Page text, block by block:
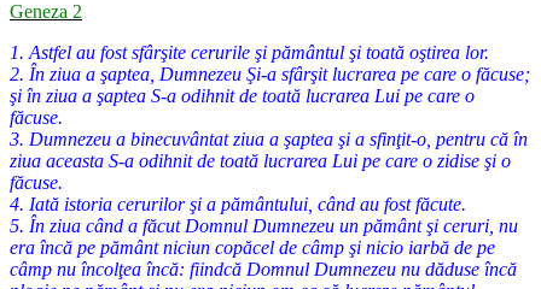
Geneza 2
1. Astfel au fost sfârşite cerurile şi pământul şi toată oştirea lor.
2. În ziua a şaptea, Dumnezeu Şi-a sfârşit lucrarea pe care o făcuse;
şi în ziua a şaptea S-a odihnit de toată lucrarea Lui pe care o
făcuse.
3. Dumnezeu a binecuvântat ziua a şaptea şi a sfinţit-o, pentru că în
ziua aceasta S-a odihnit de toată lucrarea Lui pe care o zidise şi o
făcuse.
4. Iată istoria cerurilor şi a pământului, când au fost făcute.
5. În ziua când a făcut Domnul Dumnezeu un pământ şi ceruri, nu
era încă pe pământ niciun copăcel de câmp şi nicio iarbă de pe
câmp nu încolţea încă: fiindcă Domnul Dumnezeu nu dăduse încă